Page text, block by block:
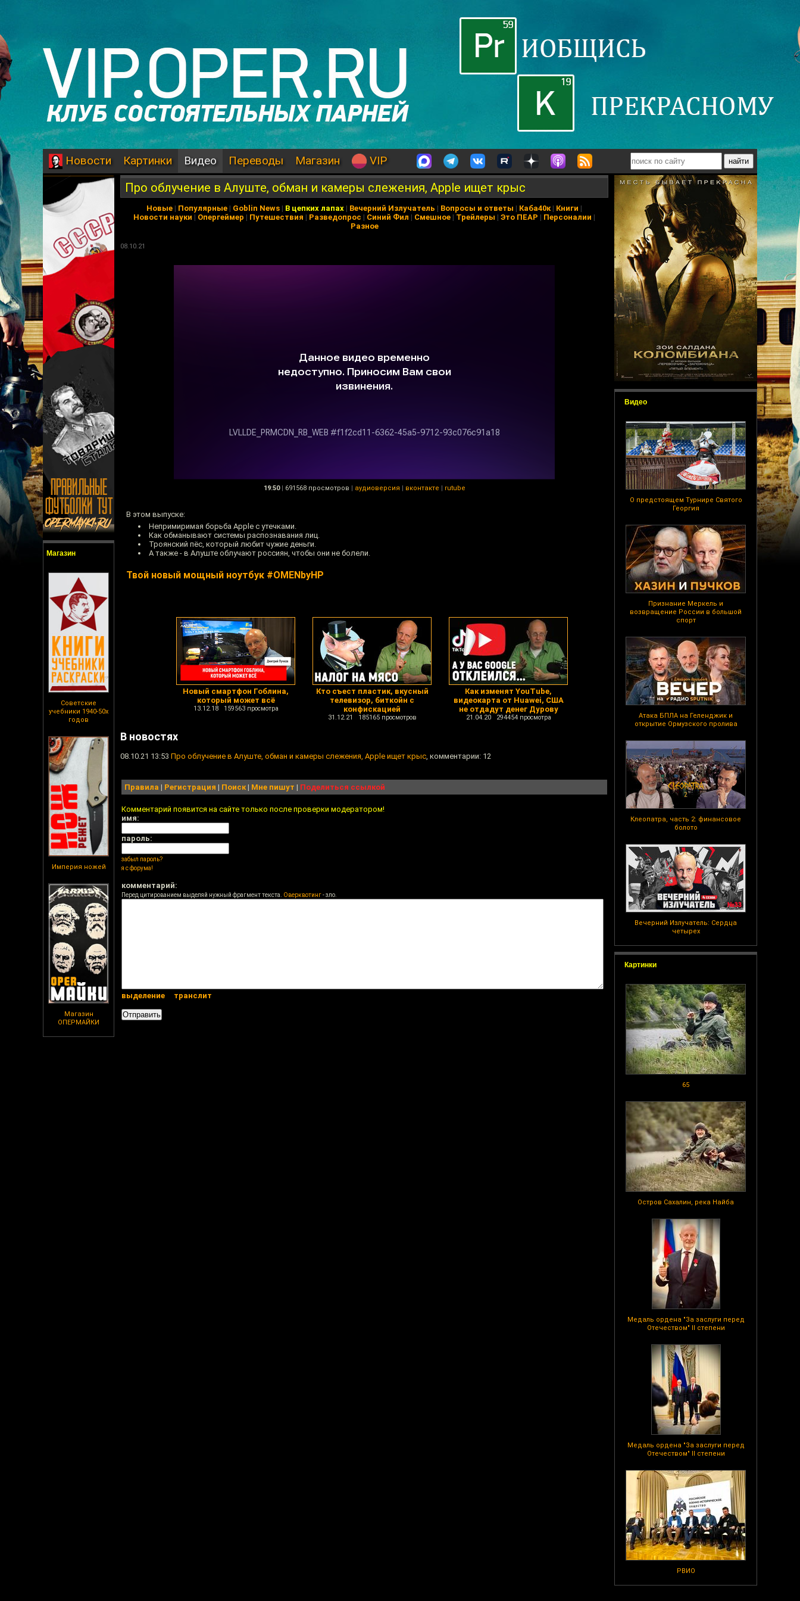
Новости Картинки Видео Переводы Магазин VIP
Магазин
Советские
учебники 1940-50х
годов
Империя ножей
Магазин
ОПЕРМАЙКИ
Видео
О предстоящем Турнире Святого
Георгия
Признание Меркель и
возвращение России в большой
спорт
Атака БПЛА на Геленджик и
открытие Ормузского пролива
Клеопатра, часть 2: финансовое
болото
Вечерний Излучатель: Сердца
четырех
Картинки
65
Остров Сахалин, река Найба
Медаль ордена "За заслуги перед
Отечеством" II степени
Медаль ордена "За заслуги перед
Отечеством" II степени
РВИО
Про облучение в Алуште, обман и камеры слежения, Apple ищет крыс
Новые | Популярные | Goblin News | В цепких лапах | Вечерний Излучатель | Вопросы и ответы | Каба40к| Книги |
Новости науки | Опергеймер | Путешествия | Разведопрос | Синий Фил | Смешное | Трейлеры | Это ПЕАР | Персоналии |
Разное
08.10.21
19:50 | 691568 просмотров | аудиоверсия | вконтакте | rutube
В этом выпуске:
Непримиримая борьба Apple с утечками.
Как обманывают системы распознавания лиц.
Троянский пёс, который любит чужие деньги.
А также - в Алуште облучают россиян, чтобы они не болели.
Твой новый мощный ноутбук #OMENbyHP
Новый смартфон Гоблина,
который может всё
13.12.18 159563 просмотра
Кто съест пластик, вкусный
телевизор, биткойн с
конфискацией
31.12.21 185165 просмотров
Как изменят YouTube,
видеокарта от Huawei, США
не отдадут денег Дурову
21.04.20 294454 просмотра
В новостях
08.10.21 13:53 Про облучение в Алуште, обман и камеры слежения, Apple ищет крыс, комментарии: 12
Правила | Регистрация | Поиск| Мне пишут | Поделиться ссылкой
Комментарий появится на сайте только после проверки модератором!
имя:
пароль:
забыл пароль?
я с форума!
комментарий:
Перед цитированием выделяй нужный фрагмент текста. Оверквотинг- зло.
выделение транслит